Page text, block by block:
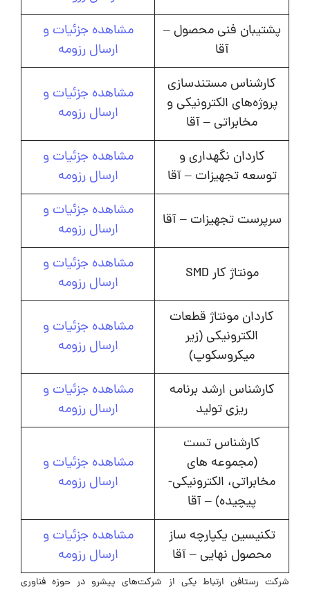
پشتیبان فنی محصول –
آقا
مشاهده جزئیات و
ارسال رزومه
کارشناس مستندسازی
پروژه‌های الکترونیکی و
مخابراتی – آقا
مشاهده جزئیات و
ارسال رزومه
کاردان نگهداری و
توسعه تجهیزات – آقا
مشاهده جزئیات و
ارسال رزومه
سرپرست تجهیزات – آقا
مشاهده جزئیات و
ارسال رزومه
مونتاژ کار SMD
مشاهده جزئیات و
ارسال رزومه
کاردان مونتاژ قطعات
الکترونیکی (زیر
میکروسکوپ)
مشاهده جزئیات و
ارسال رزومه
کارشناس ارشد برنامه
ریزی تولید
مشاهده جزئیات و
ارسال رزومه
کارشناس تست
(مجموعه های
مخابراتی، الکترونیکی-
پیچیده) – آقا
مشاهده جزئیات و
ارسال رزومه
تکنیسین یکپارچه ساز
محصول نهایی – آقا
مشاهده جزئیات و
ارسال رزومه
شرکت رستافن ارتباط یکی از شرکت‌های پیشرو در حوزه فناوری